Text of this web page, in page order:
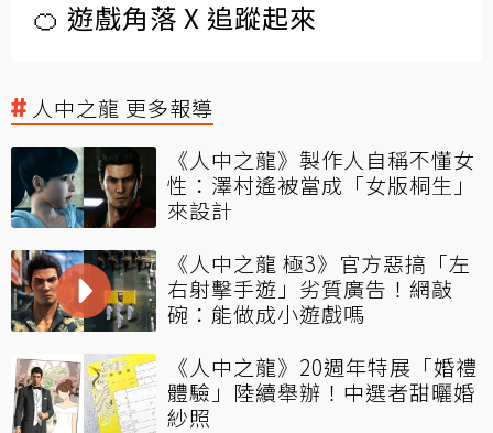
🍊 遊戲角落 X 追蹤起來
人中之龍 更多報導
《人中之龍》製作人自稱不懂女
性：澤村遙被當成「女版桐生」
來設計
《人中之龍 極3》官方惡搞「左
右射擊手遊」劣質廣告！網敲
碗：能做成小遊戲嗎
《人中之龍》20週年特展「婚禮
體驗」陸續舉辦！中選者甜曬婚
紗照